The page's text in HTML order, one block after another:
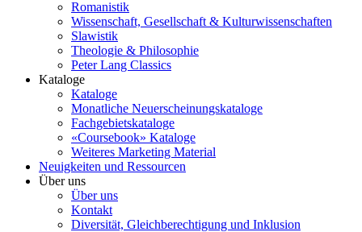
Romanistik
Wissenschaft, Gesellschaft & Kulturwissenschaften
Slawistik
Theologie & Philosophie
Peter Lang Classics
Kataloge
Kataloge
Monatliche Neuerscheinungskataloge
Fachgebietskataloge
«Coursebook» Kataloge
Weiteres Marketing Material
Neuigkeiten und Ressourcen
Über uns
Über uns
Kontakt
Diversität, Gleichberechtigung und Inklusion